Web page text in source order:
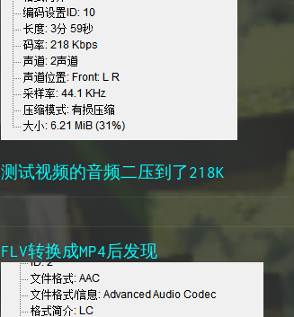
测试视频的音频二压到了218K
FLV转换成MP4后发现